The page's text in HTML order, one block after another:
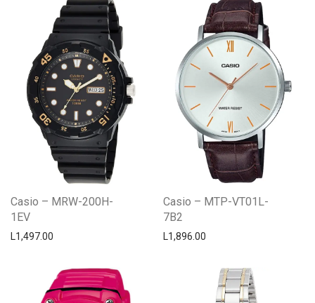
Casio – MRW-200H-
1EV
L1,497.00
Casio – MTP-VT01L-
7B2
L1,896.00